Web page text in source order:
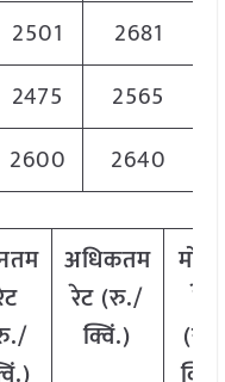
2501 2681
2475 2565
2600 2640
अधिकतम
रेट (रु./
क्विं.)
(रु./